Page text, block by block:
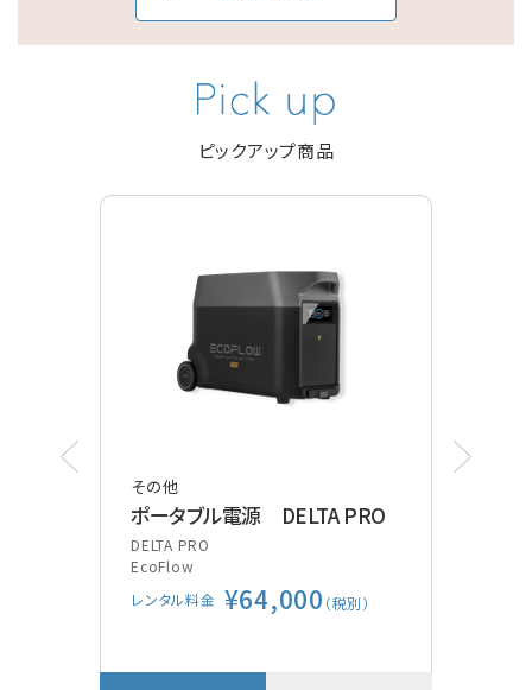
ピックアップ商品
その他
ポータブル電源 DELTA PRO
DELTA PRO
EcoFlow
レンタル料金 ¥64,000 （税別）